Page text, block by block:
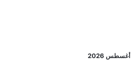
أغسطس 2026